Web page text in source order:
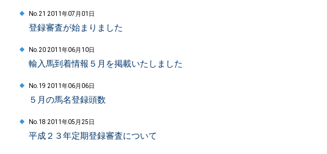
No.21 2011年07月01日
登録審査が始まりました
No.20 2011年06月10日
輸入馬到着情報５月を掲載いたしました
No.19 2011年06月06日
５月の馬名登録頭数
No.18 2011年05月25日
平成２３年定期登録審査について